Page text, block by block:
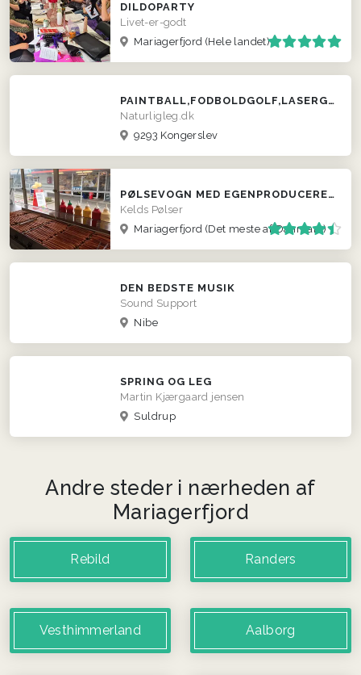
DILDOPARTY
Livet-er-godt
Mariagerfjord (Hele landet)
PAINTBALL,FODBOLDGOLF,LASERGAME,BUMPERTZ OG MEGET MERE
Naturligleg.dk
9293 Kongerslev
PØLSEVOGN MED EGENPRODUCEREDE PØLSER
Kelds Pølser
Mariagerfjord (Det meste af Danmark)
DEN BEDSTE MUSIK
Sound Support
Nibe
SPRING OG LEG
Martin Kjærgaard jensen
Suldrup
Andre steder i nærheden af
Mariagerfjord
Rebild Randers
Vesthimmerland Aalborg